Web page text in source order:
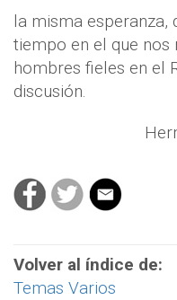
la misma esperanza,
tiempo en el que nos
hombres fieles en el
discusión.
Volver al índice de:
Temas Varios